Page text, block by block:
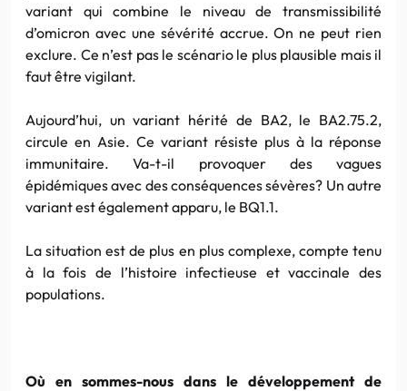
variant qui combine le niveau de transmissibilité
d’omicron avec une sévérité accrue. On ne peut rien
exclure. Ce n’est pas le scénario le plus plausible mais il
faut être vigilant.
Aujourd’hui, un variant hérité de BA2, le BA2.75.2,
circule en Asie. Ce variant résiste plus à la réponse
immunitaire. Va-t-il provoquer des vagues
épidémiques avec des conséquences sévères? Un autre
variant est également apparu, le BQ1.1.
La situation est de plus en plus complexe, compte tenu
à la fois de l’histoire infectieuse et vaccinale des
populations.
Où en sommes-nous dans le développement de